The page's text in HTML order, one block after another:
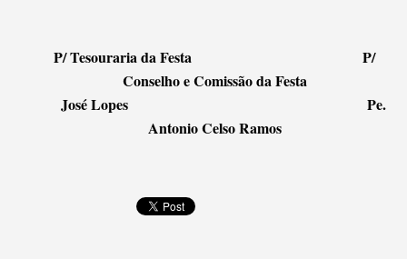
P/ Tesouraria da Festa P/
Conselho e Comissão da Festa
José Lopes Pe.
Antonio Celso Ramos